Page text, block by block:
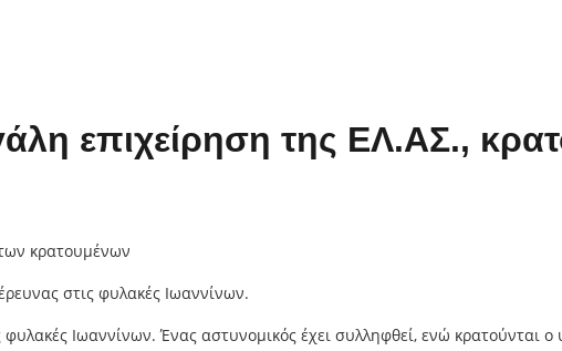
επιχείρηση της ΕΛ.ΑΣ.,
στις φυλακές Ιωαννίνων.
φυλακές Ιωαννίνων. Ένας αστυνομικός έχει συλληφθεί, ενώ